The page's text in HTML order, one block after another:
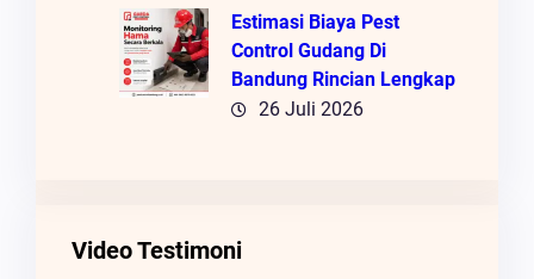
Estimasi Biaya Pest
Control Gudang Di
Bandung Rincian Lengkap
26 Juli 2026
Video Testimoni